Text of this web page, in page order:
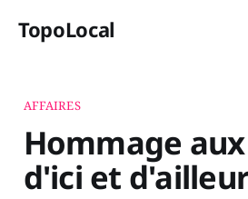
TopoLocal
AFFAIRES
Hommage
d'ici et